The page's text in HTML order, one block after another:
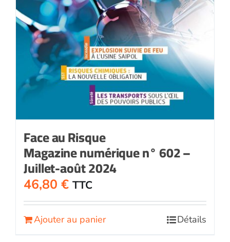
Face au Risque
Magazine numérique n° 602 –
Juillet-août 2024
46,80 € TTC
Ajouter au panier Détails